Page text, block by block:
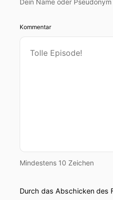
Dein Name oder
Kommentar
Mindestens 10 Zeichen
Durch das Abschicken des